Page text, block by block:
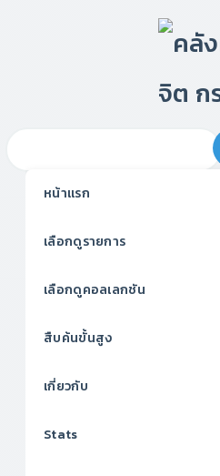
หน้าแรก
เลือกดูรายการ
เลือกดูคอลเลกชัน
สืบค้นขั้นสูง
เกี่ยวกับ
Stats